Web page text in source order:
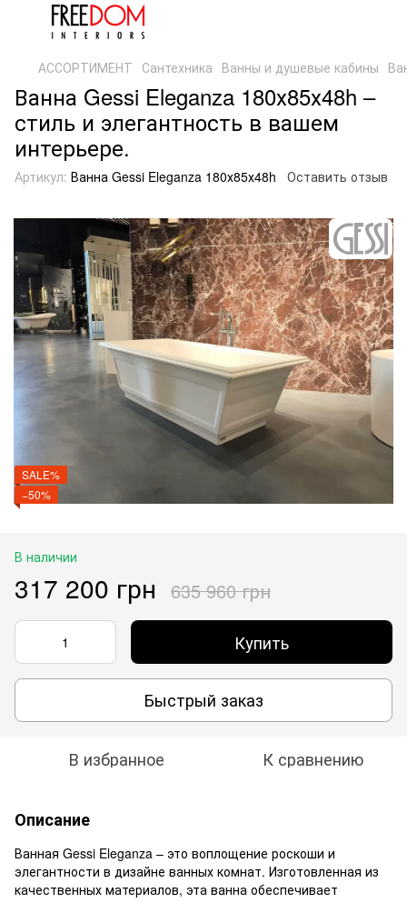
АССОРТИМЕНТ Сантехника Ванны и душевые кабины
Ванна Gessi Eleganza 180х85х48h –
стиль и элегантность в вашем
интерьере.
Артикул: Ванна Gessi Eleganza 180х85х48h Оставить отзыв
SALE%
−50%
В наличии
317 200 грн 635 960 грн
Купить
Быстрый заказ
В избранное К сравнению
Описание
Ванная Gessi Eleganza – это воплощение роскоши и
элегантности в дизайне ванных комнат. Изготовленная из
качественных материалов, эта ванна обеспечивает